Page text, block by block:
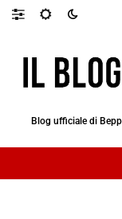
Blog ufficiale di